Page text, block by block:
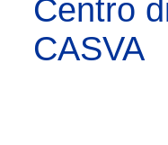
Centro
CASVA